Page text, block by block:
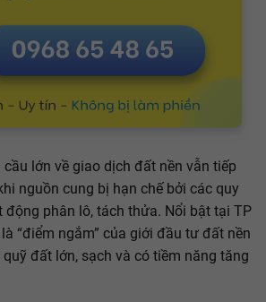
cầu lớn về giao dịch đất nền vẫn tiếp
nguồn cung bị hạn chế bởi các quy
phân lô, tách thửa. Nổi bật tại TP
là “điểm ngắm” của giới đầu tư đất nền
quỹ đất lớn, sạch và có tiềm năng tăng